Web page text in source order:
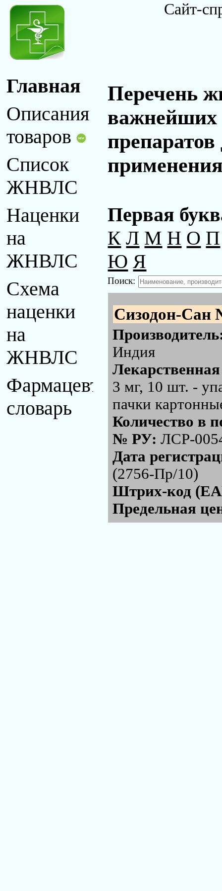
Сайт-
Главная
Описания
товаров
Список
ЖНВЛС
Наценки
на
ЖНВЛС
Схема
наценки
на
ЖНВЛС
Фармацевтический
словарь
Перечень
важнейших
Первая
К Л М Н О П
Ю Я
Поиск:
Сизодон-
Индия
3 мг, 10 шт. -
пачки
Количество в
№ РУ:ЛСР-
Дата
(2756-Пр/10)
Штрих-код
Предельная